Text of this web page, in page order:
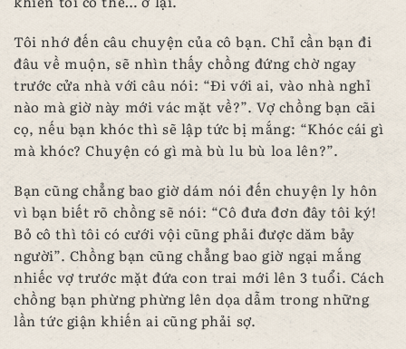
Tôi nhớ đến câu chuyện của cô bạn. Chỉ cần bạn đi
đâu về muộn, sẽ nhìn thấy chồng đứng chờ ngay
trước cửa nhà với câu nói: “Đi với ai, vào nhà nghỉ
nào mà giờ này mới vác mặt về?”. Vợ chồng bạn cãi
cọ, nếu bạn khóc thì sẽ lập tức bị mắng: “Khóc cái gì
mà khóc? Chuyện có gì mà bù lu bù loa lên?”.
Bạn cũng chẳng bao giờ dám nói đến chuyện ly hôn
vì bạn biết rõ chồng sẽ nói: “Cô đưa đơn đây tôi ký!
Bỏ cô thì tôi có cưới vội cũng phải được dăm bảy
người”. Chồng bạn cũng chẳng bao giờ ngại mắng
nhiếc vợ trước mặt đứa con trai mới lên 3 tuổi. Cách
chồng bạn phừng phừng lên dọa dẫm trong những
lần tức giận khiến ai cũng phải sợ.